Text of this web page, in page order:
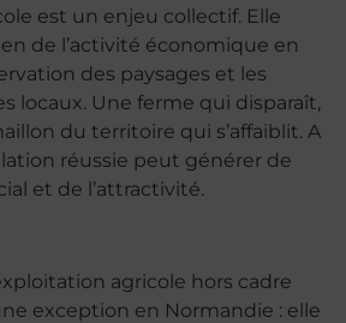
est un enjeu collectif. Elle
de l’activité économique en
des paysages et les
locaux. Une ferme qui disparaît,
du territoire qui s’affaiblit. A
réussie peut générer de
et de l’attractivité.
agricole hors cadre
exception en Normandie : elle